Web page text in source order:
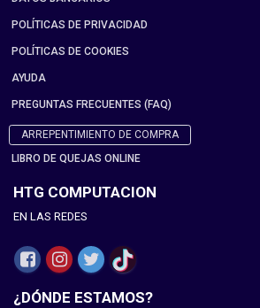
POLÍTICAS DE PRIVACIDAD
POLÍTICAS DE COOKIES
AYUDA
PREGUNTAS FRECUENTES (FAQ)
ARREPENTIMIENTO DE COMPRA
LIBRO DE QUEJAS ONLINE
HTG COMPUTACION
EN LAS REDES
¿DÓNDE ESTAMOS?